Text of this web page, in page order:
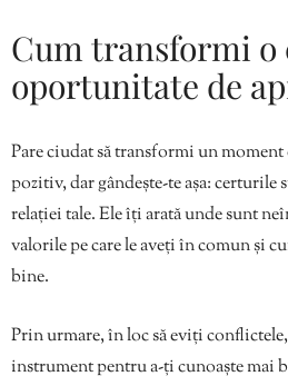
Cum transformi
oportunitate de
Pare ciudat să transformi un
pozitiv, dar gândește-te așa: certurile
relației tale. Ele îți arată unde sunt
valorile pe care le aveți în comun și
bine.
Prin urmare, în loc să eviți
instrument pentru a-ți cunoaște mai